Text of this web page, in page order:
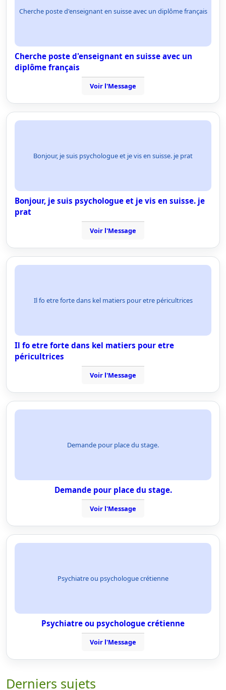
Cherche poste d'enseignant en suisse avec un diplôme français
Cherche poste d'enseignant en suisse avec un
diplôme français
Voir l'Message
Bonjour, je suis psychologue et je vis en suisse. je prat
Bonjour, je suis psychologue et je vis en suisse. je
prat
Voir l'Message
Il fo etre forte dans kel matiers pour etre péricultrices
Il fo etre forte dans kel matiers pour etre
péricultrices
Voir l'Message
Demande pour place du stage.
Demande pour place du stage.
Voir l'Message
Psychiatre ou psychologue crétienne
Psychiatre ou psychologue crétienne
Voir l'Message
Derniers sujets